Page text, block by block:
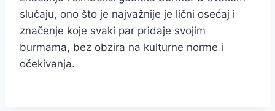
slučaju, ono što je najvažnije je lični osećaj i
značenje koje svaki par pridaje svojim
burmama, bez obzira na kulturne norme i
očekivanja.